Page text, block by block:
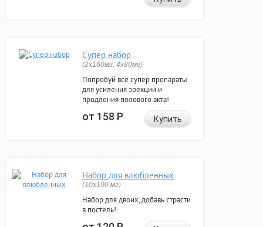
Супер набор
(2х160мг, 4х80мг)
Попробуй все супер препараты
для усиления эрекции и
продления полового акта!
от 158Р Купить
Набор для влюбленных
(10х100 мг)
Набор для двоих, добавь страсти
в постель!